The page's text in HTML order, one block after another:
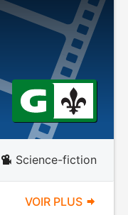
Science-fiction
VOIR PLUS